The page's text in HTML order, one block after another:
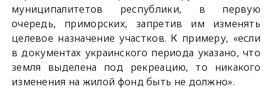
муниципалитетов республики, в первую
очередь, приморских, запретив им изменять
целевое назначение участков. К примеру, «если
в документах украинского периода указано, что
земля выделена под рекреацию, то никакого
изменения на жилой фонд быть не должно».